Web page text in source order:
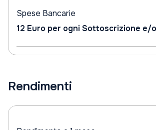
Spese Bancarie
12 Euro per ogni Sottoscrizione e/
Rendimenti